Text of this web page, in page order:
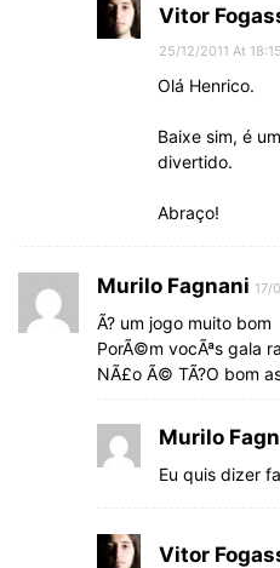
Vitor
25/12/2011 At 18:15
Olá Henrico.
Baixe sim, é
divertido.
Abraço!
Murilo Fagnani 17/
Ã? um jogo muito bom
PorÃ©m vocÃªs gala
NÃ£o Ã© TÃ?O bom
Murilo
Eu quis dizer
Vitor